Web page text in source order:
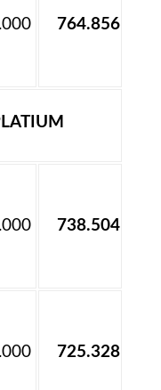
764.856
738.504
725.328